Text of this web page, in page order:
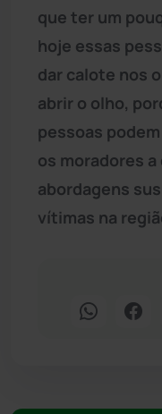
que ter um
hoje essas
dar calote nos
abrir o olho,
pessoas
os moradores
abordagens
vítimas na